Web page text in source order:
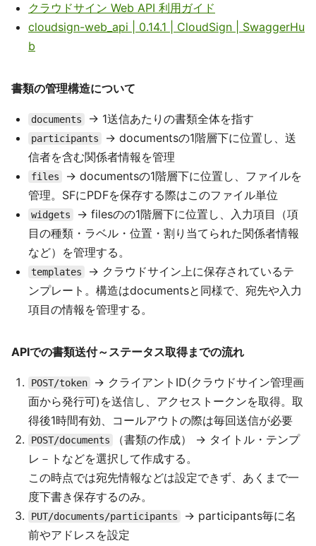
クラウドサイン Web API 利用ガイド
cloudsign-web_api | 0.14.1 | CloudSign | SwaggerHu
b
書類の管理構造について
documents → 1送信あたりの書類全体を指す
participants
→ documentsの1階層下に位置し、送
信者を含む関係者情報を管理
files
→ documentsの1階層下に位置し、ファイルを
管理。SFにPDFを保存する際はこのファイル単位
widgets
→ filesのの1階層下に位置し、入力項目（項
目の種類・ラベル・位置・割り当てられた関係者情報
など）を管理する。
templates
→ クラウドサイン上に保存されているテ
ンプレート。構造はdocumentsと同様で、宛先や入力
項目の情報を管理する。
APIでの書類送付～ステータス取得までの流れ
POST/token
→ クライアントID(クラウドサイン管理画
面から発行可)を送信し、アクセストークンを取得。取
得後1時間有効、コールアウトの際は毎回送信が必要
POST/documents
（書類の作成） → タイトル・テンプ
レ－トなどを選択して作成する。
この時点では宛先情報などは設定できず、あくまで一
度下書き保存するのみ。
PUT/documents/participants
→ participants毎に名
前やアドレスを設定